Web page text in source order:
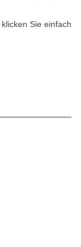
Sie einfach